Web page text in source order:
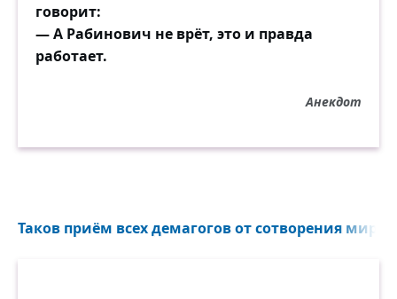
говорит:
— А Рабинович не врёт, это и правда
работает.
Анекдот
Таков приём всех демагогов от сотворения